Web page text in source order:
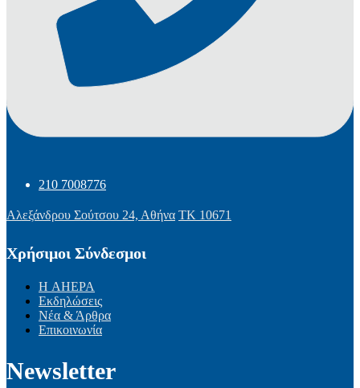
210 7008776
Αλεξάνδρου Σούτσου 24, Αθήνα ΤΚ 10671
Χρήσιμοι Σύνδεσμοι
Η AHEPA
Εκδηλώσεις
Νέα & Άρθρα
Επικοινωνία
Newsletter